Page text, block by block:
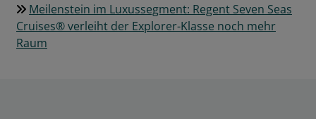
Meilenstein im Luxussegment: Regent Seven Seas
Cruises® verleiht der Explorer-Klasse noch mehr
Raum